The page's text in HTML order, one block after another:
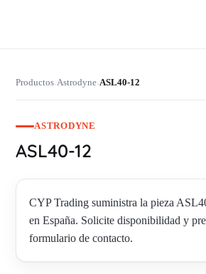
Productos›Astrodyne›ASL40-12
ASTRODYNE
ASL40-12
CYP Trading suministra la pieza
en España. Solicite disponibilidad y
formulario de contacto.